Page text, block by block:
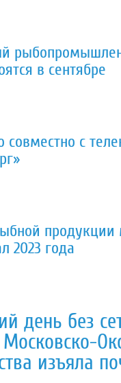
в сентябре
совместно с
2023 года
день без
изъяла